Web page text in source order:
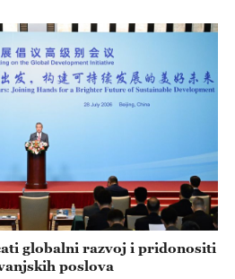
globalni razvoj i pridonositi
poslova